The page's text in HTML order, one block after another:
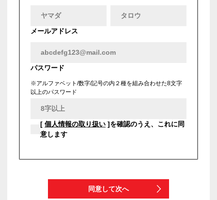
メールアドレス
パスワード
※アルファベット/数字/記号の内２種を組み合わせた8文字
以上のパスワード
[ 個人情報の取り扱い ]を確認のうえ、これに同
意します
同意して次へ